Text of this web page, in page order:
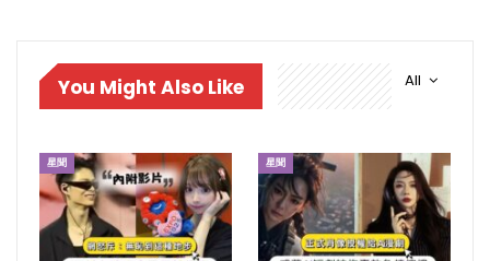
All
You Might Also Like
星聞 星聞